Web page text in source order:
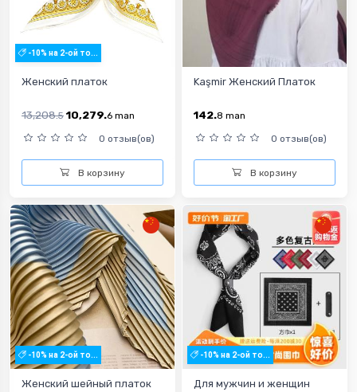
-10% на 2-ой то...
Женский платок
13,208.5 10,279.6 man
0 отзыв(ов)
В корзину
Kaşmir Женский Платок
142.8 man
0 отзыв(ов)
В корзину
-10% на 2-ой то...
Женский шейный платок
-10% на 2-ой то...
Для мужчин и женщин